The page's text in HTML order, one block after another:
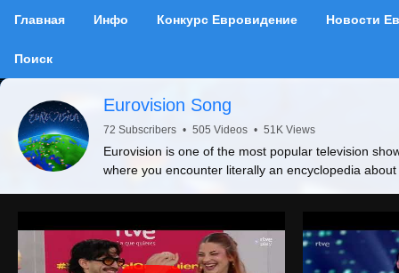
Главная Инфо Конкурс Евровидение Новости
Поиск
Eurovision Song
72 Subscribers • 505 Videos • 51K Views
Eurovision is one of the most popular television
where you encounter literally an encyclopedia